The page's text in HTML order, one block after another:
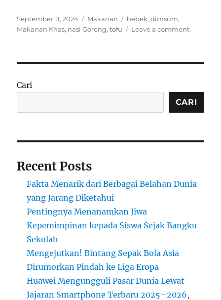
Posted
on
September 11, 2024 Categories
Makanan Tags
bebek,dimsum,
Makanan Khas, nasi Goreng,tofu Leave a commenton
dan
Tradisi
Cari
CARI
Recent Posts
Fakta Menarik dari Berbagai Belahan Dunia
yang Jarang Diketahui
Pentingnya Menanamkan Jiwa
Kepemimpinan kepada Siswa Sejak Bangku
Sekolah
Mengejutkan! Bintang Sepak Bola Asia
Dirumorkan Pindah ke Liga Eropa
Huawei Mengungguli Pasar Dunia Lewat
Jajaran Smartphone Terbaru 2025–2026,